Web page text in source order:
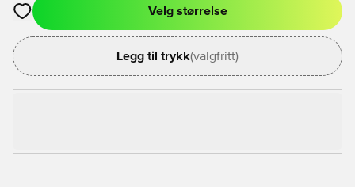
Åpner en Modal for å logge inn eller registrere deg som
Velg størrelse
Legg til trykk(valgfritt)